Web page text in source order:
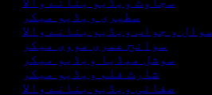
سطیری ویڈیو میکر
سوال و جواب ویڈیو بنانے والا
سوانح عمری مووی میکر
سوشل میڈیا ویڈیو میکر
شارٹ فلم ویڈیو میکر
صفائی ویڈیو بنانے والا